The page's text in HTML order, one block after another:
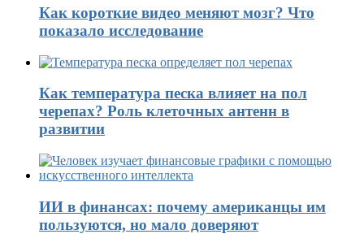
Как короткие видео меняют мозг? Что
показало исследование
Как температура песка влияет на пол
черепах? Роль клеточных антенн в
развитии
ИИ в финансах: почему американцы им
пользуются, но мало доверяют